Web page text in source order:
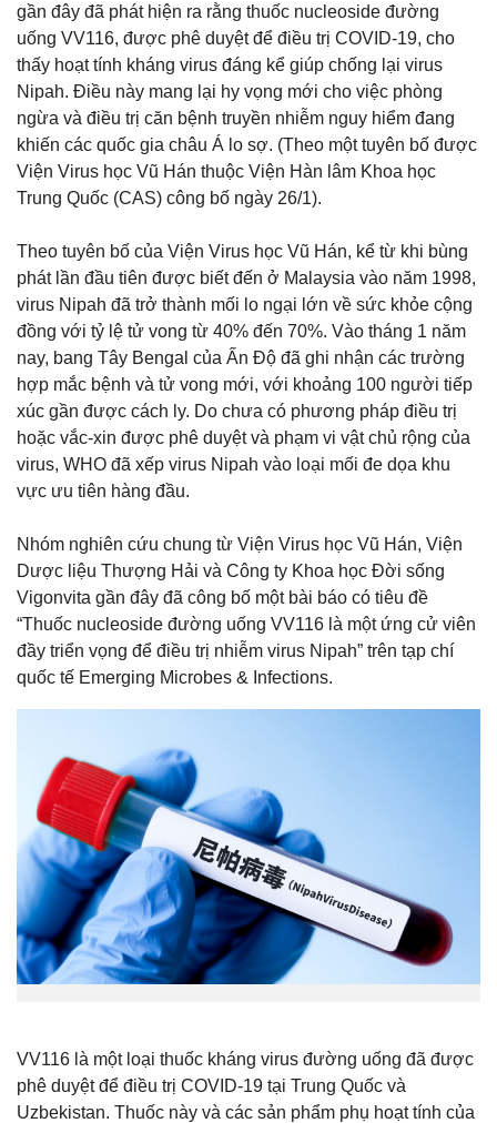
gần đây đã phát hiện ra rằng thuốc nucleoside đường
uống VV116, được phê duyệt để điều trị COVID-19, cho
thấy hoạt tính kháng virus đáng kể giúp chống lại virus
Nipah. Điều này mang lại hy vọng mới cho việc phòng
ngừa và điều trị căn bệnh truyền nhiễm nguy hiểm đang
khiến các quốc gia châu Á lo sợ. (Theo một tuyên bố được
Viện Virus học Vũ Hán thuộc Viện Hàn lâm Khoa học
Trung Quốc (CAS) công bố ngày 26/1).
Theo tuyên bố của Viện Virus học Vũ Hán, kể từ khi bùng
phát lần đầu tiên được biết đến ở Malaysia vào năm 1998,
virus Nipah đã trở thành mối lo ngại lớn về sức khỏe cộng
đồng với tỷ lệ tử vong từ 40% đến 70%. Vào tháng 1 năm
nay, bang Tây Bengal của Ấn Độ đã ghi nhận các trường
hợp mắc bệnh và tử vong mới, với khoảng 100 người tiếp
xúc gần được cách ly. Do chưa có phương pháp điều trị
hoặc vắc-xin được phê duyệt và phạm vi vật chủ rộng của
virus, WHO đã xếp virus Nipah vào loại mối đe dọa khu
vực ưu tiên hàng đầu.
Nhóm nghiên cứu chung từ Viện Virus học Vũ Hán, Viện
Dược liệu Thượng Hải và Công ty Khoa học Đời sống
Vigonvita gần đây đã công bố một bài báo có tiêu đề
“Thuốc nucleoside đường uống VV116 là một ứng cử viên
đầy triển vọng để điều trị nhiễm virus Nipah” trên tạp chí
quốc tế Emerging Microbes & Infections.
VV116 là một loại thuốc kháng virus đường uống đã được
phê duyệt để điều trị COVID-19 tại Trung Quốc và
Uzbekistan. Thuốc này và các sản phẩm phụ hoạt tính của